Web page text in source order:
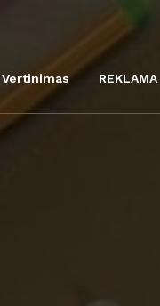
Vertinimas REKLAMA